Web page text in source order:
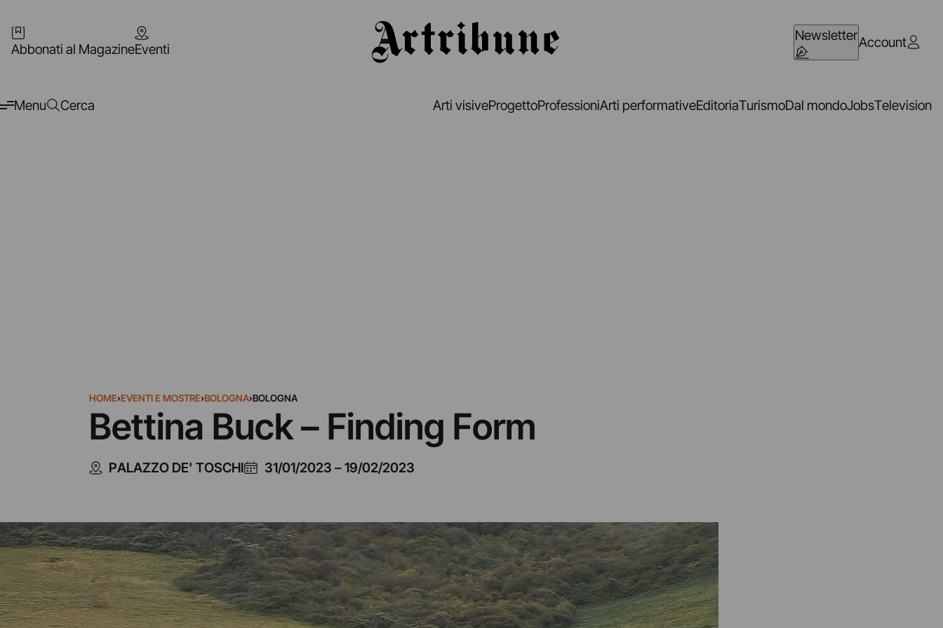
Abbonati al MagazineEventi
NewsletterAccount
Menu Cerca Arti visiveProgettoProfessioniArti performativeEditoriaTurismoDal mondoJobsTelevision
HOME›EVENTI E MOSTRE›BOLOGNA›BOLOGNA
Bettina Buck – Finding Form
PALAZZO DE' TOSCHI 31/01/2023 –19/02/2023